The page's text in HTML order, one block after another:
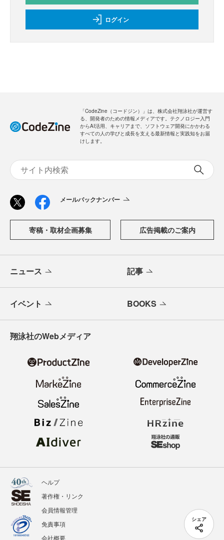
シェア
ログイン
「CodeZine（コードジン）」は、株式会社翔泳社が運営す
る、開発者のための情報メディアです。テクノロジー入門
からAI活用、キャリアまで、ソフトウェア開発にかかわる
すべての人の学びと成長を支える最新情報と実践知をお届
けします。
メールバックナンバー
寄稿・取材企画募集 広告掲載のご案内
ニュース 記事
イベント BOOKS
翔泳社のWebメディア
ヘルプ
著作権・リンク
会員情報管理
免責事項
会社概要